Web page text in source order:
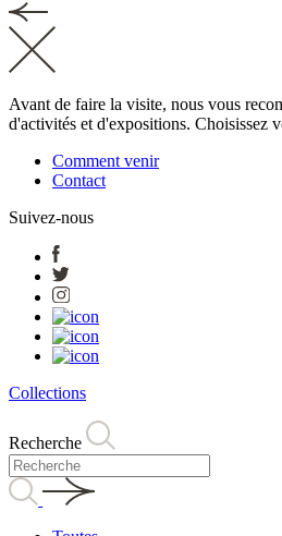
Avant de faire la visite, nous vous
d'activités et d'expositions. Choisissez
Comment venir
Contact
Suivez-nous
Collections
Recherche